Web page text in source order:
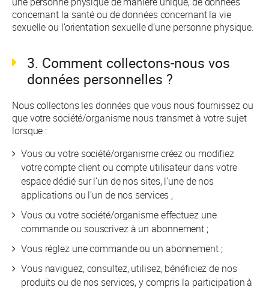
concernant la santé ou de données concernant la vie
sexuelle ou l’orientation sexuelle d’une personne physique.
3. Comment collectons-nous vos
données personnelles ?
Nous collectons les données que vous nous fournissez ou
que votre société/organisme nous transmet à votre sujet
lorsque :
Vous ou votre société/organisme créez ou modifiez
votre compte client ou compte utilisateur dans votre
espace dédié sur l’un de nos sites, l’une de nos
applications ou l’un de nos services ;
Vous ou votre société/organisme effectuez une
commande ou souscrivez à un abonnement ;
Vous réglez une commande ou un abonnement ;
Vous naviguez, consultez, utilisez, bénéficiez de nos
produits ou de nos services, y compris la participation à